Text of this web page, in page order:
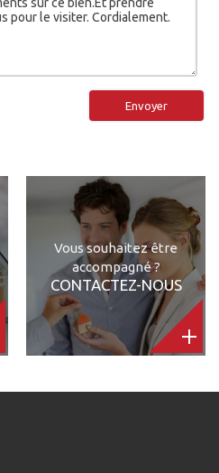
Envoyer
Vous souhaitez être
accompagné ?
CONTACTEZ-NOUS